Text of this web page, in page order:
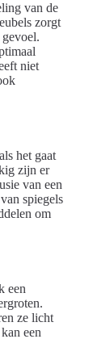
van de
zorgt
niet
het gaat
zijn er
van een
spiegels
om
een
ze licht
een